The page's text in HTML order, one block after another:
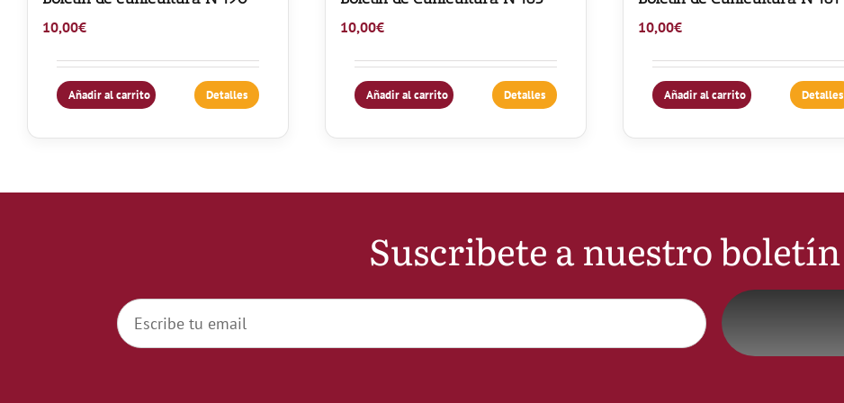
10,00€
Añadir al carrito Detalles
10,00€
Añadir al carrito Detalles
10,00€
Añadir al carrito Detalles
Suscribete a nuestro boletín